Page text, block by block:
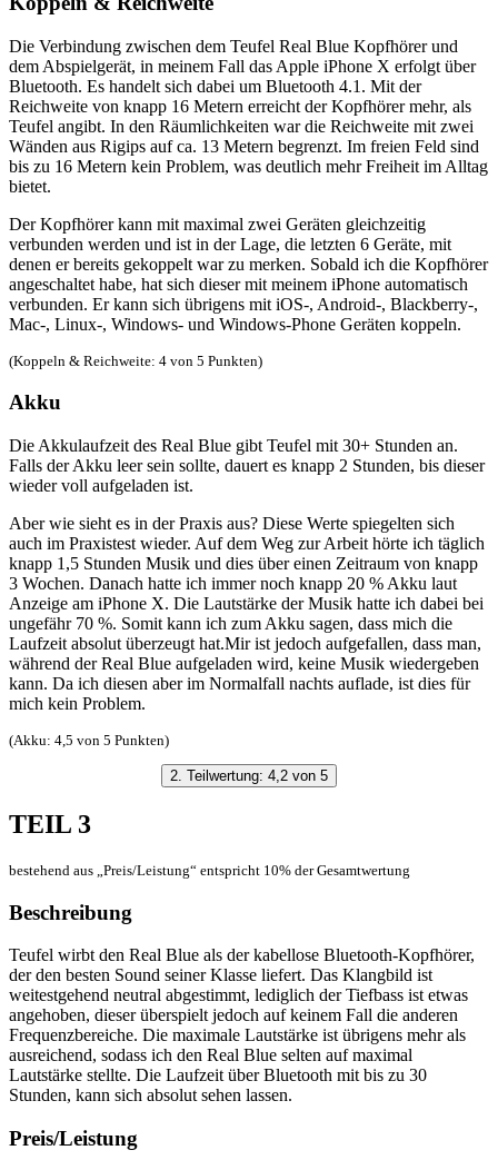
Die Verbindung zwischen dem Teufel Real Blue Kopfhörer und
dem Abspielgerät, in meinem Fall das Apple iPhone X erfolgt über
Bluetooth. Es handelt sich dabei um Bluetooth 4.1. Mit der
Reichweite von knapp 16 Metern erreicht der Kopfhörer mehr, als
Teufel angibt. In den Räumlichkeiten war die Reichweite mit zwei
Wänden aus Rigips auf ca. 13 Metern begrenzt. Im freien Feld sind
bis zu 16 Metern kein Problem, was deutlich mehr Freiheit im Alltag
bietet.
Der Kopfhörer kann mit maximal zwei Geräten gleichzeitig
verbunden werden und ist in der Lage, die letzten 6 Geräte, mit
denen er bereits gekoppelt war zu merken. Sobald ich die Kopfhörer
angeschaltet habe, hat sich dieser mit meinem iPhone automatisch
verbunden. Er kann sich übrigens mit iOS-, Android-, Blackberry-,
Mac-, Linux-, Windows- und Windows-Phone Geräten koppeln.
(Koppeln & Reichweite: 4 von 5 Punkten)
Akku
Die Akkulaufzeit des Real Blue gibt Teufel mit 30+ Stunden an.
Falls der Akku leer sein sollte, dauert es knapp 2 Stunden, bis dieser
wieder voll aufgeladen ist.
Aber wie sieht es in der Praxis aus? Diese Werte spiegelten sich
auch im Praxistest wieder. Auf dem Weg zur Arbeit hörte ich täglich
knapp 1,5 Stunden Musik und dies über einen Zeitraum von knapp
3 Wochen. Danach hatte ich immer noch knapp 20 % Akku laut
Anzeige am iPhone X. Die Lautstärke der Musik hatte ich dabei bei
ungefähr 70 %. Somit kann ich zum Akku sagen, dass mich die
Laufzeit absolut überzeugt hat.Mir ist jedoch aufgefallen, dass man,
während der Real Blue aufgeladen wird, keine Musik wiedergeben
kann. Da ich diesen aber im Normalfall nachts auflade, ist dies für
mich kein Problem.
(Akku: 4,5 von 5 Punkten)
2. Teilwertung: 4,2 von 5
TEIL 3
bestehend aus „Preis/Leistung“ entspricht 10% der Gesamtwertung
Beschreibung
Teufel wirbt den Real Blue als der kabellose Bluetooth-Kopfhörer,
der den besten Sound seiner Klasse liefert. Das Klangbild ist
weitestgehend neutral abgestimmt, lediglich der Tiefbass ist etwas
angehoben, dieser überspielt jedoch auf keinem Fall die anderen
Frequenzbereiche. Die maximale Lautstärke ist übrigens mehr als
ausreichend, sodass ich den Real Blue selten auf maximal
Lautstärke stellte. Die Laufzeit über Bluetooth mit bis zu 30
Stunden, kann sich absolut sehen lassen.
Preis/Leistung